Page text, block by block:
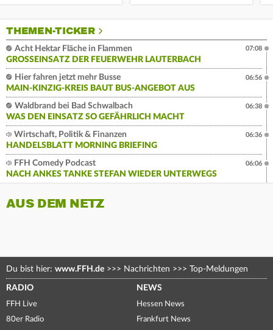
THEMEN-TICKER
Acht Hektar Fläche in Flammen
GROSSEINSATZ DER FEUERWEHR LAUTERBACH
07:08
Hier fahren jetzt mehr Busse
MAIN-KINZIG-KREIS BAUT BUS-ANGEBOT AUS
06:56
Waldbrand bei Bad Schwalbach
WAS DEN EINSATZ SO GEFÄHRLICH MACHT
06:38
Wirtschaft, Politik & Finanzen
HANDELSBLATT MORNING BRIEFING
06:36
FFH Comedy Podcast
NACH ANKES TANKE STEFAN WIEDER UNTERWEGS
06:06
AUS DEM NETZ
Du bist hier: www.FFH.de >>> Nachrichten >>> Top-Meldungen
RADIO
FFH Live
80er Radio
NEWS
Hessen News
Frankfurt News